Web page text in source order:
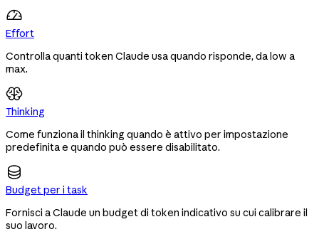
Effort
Controlla quanti token Claude usa quando risponde, da low a
max.
Thinking
Come funziona il thinking quando è attivo per impostazione
predefinita e quando può essere disabilitato.
Budget per i task
Fornisci a Claude un budget di token indicativo su cui calibrare il
suo lavoro.